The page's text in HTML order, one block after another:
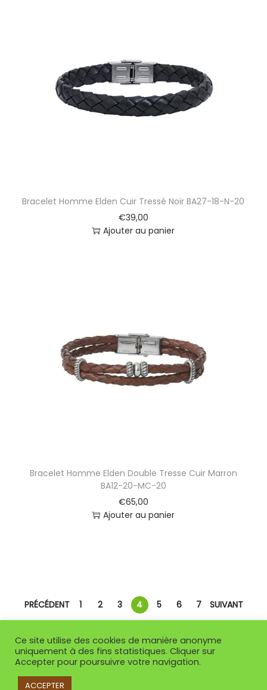
Bracelet Homme Elden Cuir Tressé Noir BA27-18-N-20
€39,00
Ajouter au panier
Bracelet Homme Elden Double Tresse Cuir Marron
BA12-20-MC-20
€65,00
Ajouter au panier
PRÉCÉDENT 1 2 3 4 5 6 7 SUIVANT
Copyright © 2026
Ce site utilise des cookies de manière anonyme
uniquement à des fins statistiques. Cliquer sur
Accepter pour poursuivre votre navigation.
ACCEPTER